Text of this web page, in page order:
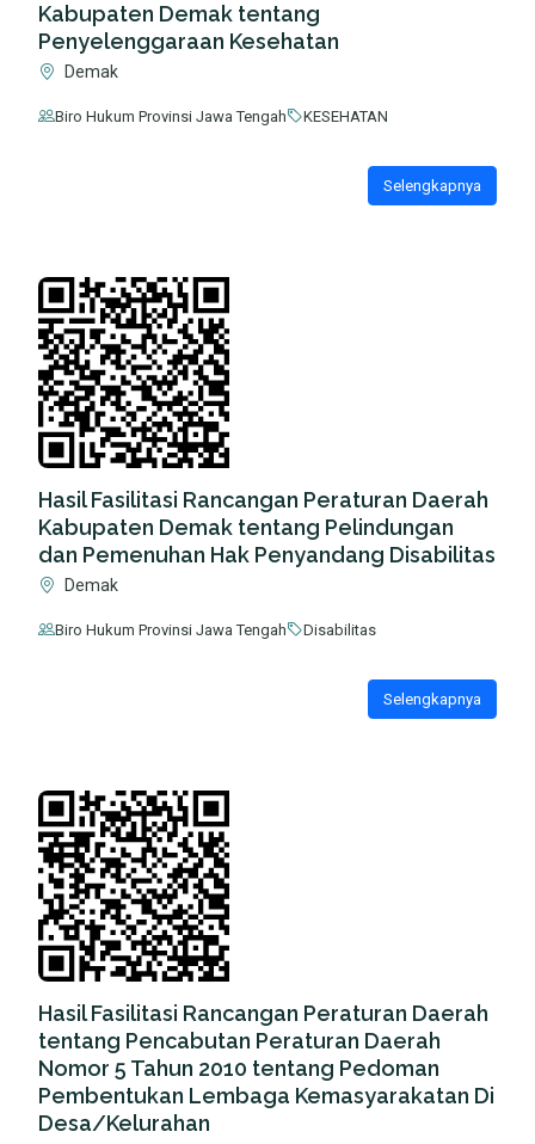
Kabupaten Demak tentang
Penyelenggaraan Kesehatan
Demak
Biro Hukum Provinsi Jawa Tengah KESEHATAN
Selengkapnya
Hasil Fasilitasi Rancangan Peraturan Daerah
Kabupaten Demak tentang Pelindungan
dan Pemenuhan Hak Penyandang Disabilitas
Demak
Biro Hukum Provinsi Jawa Tengah Disabilitas
Selengkapnya
Hasil Fasilitasi Rancangan Peraturan Daerah
tentang Pencabutan Peraturan Daerah
Nomor 5 Tahun 2010 tentang Pedoman
Pembentukan Lembaga Kemasyarakatan Di
Desa/Kelurahan